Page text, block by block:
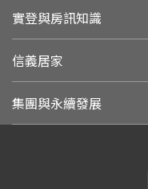
實登與房訊知識
信義居家
集團與永續發展